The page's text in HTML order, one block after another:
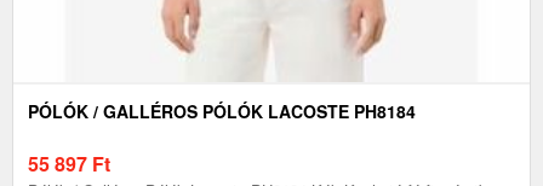
PÓLÓK / GALLÉROS PÓLÓK LACOSTE PH8184
55 897 Ft